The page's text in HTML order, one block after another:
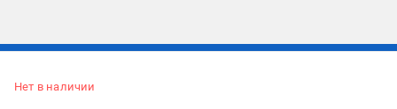
Нет в наличии